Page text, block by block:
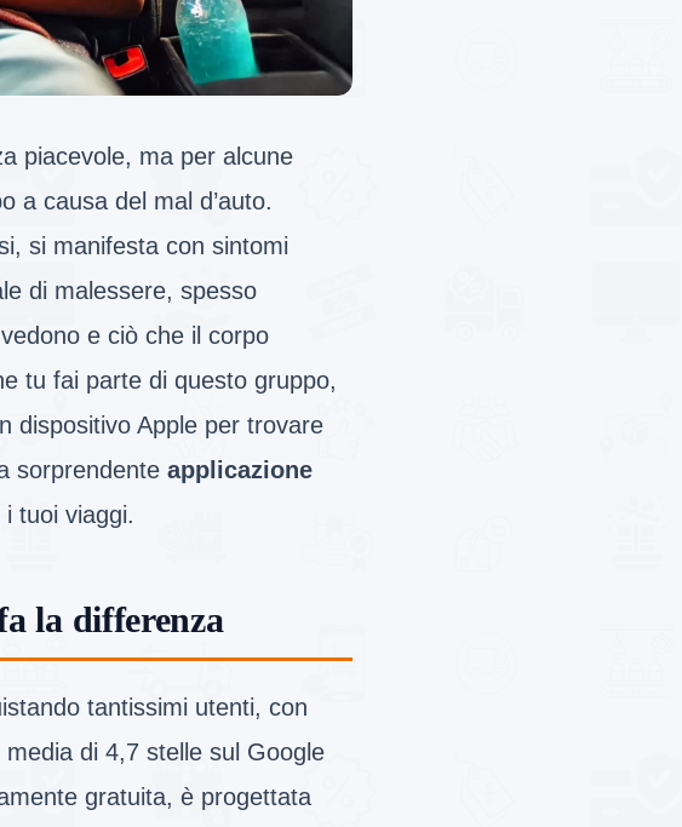
piacevole, ma per alcune
a causa del mal d’auto.
si manifesta con sintomi
di malessere, spesso
e ciò che il corpo
tu fai parte di questo gruppo,
dispositivo Apple per trovare
sorprendente applicazione
tuoi viaggi.
la differenza
tantissimi utenti, con
di 4,7 stelle sul Google
gratuita, è progettata